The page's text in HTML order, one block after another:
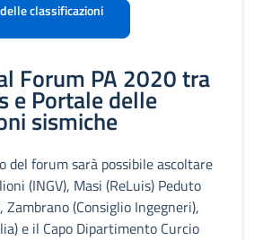
classificazioni
Forum PA 2020 tra
e Portale delle
sismiche
del forum sarà possibile ascoltare
(INGV), Masi (ReLuis) Peduto
Zambrano (Consiglio Ingegneri),
e il Capo Dipartimento Curcio